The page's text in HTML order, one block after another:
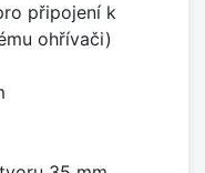
připojení k
ohřívači)